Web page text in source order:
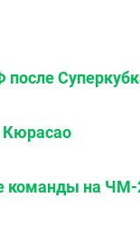
после
Кюрасао
команды на ЧМ-